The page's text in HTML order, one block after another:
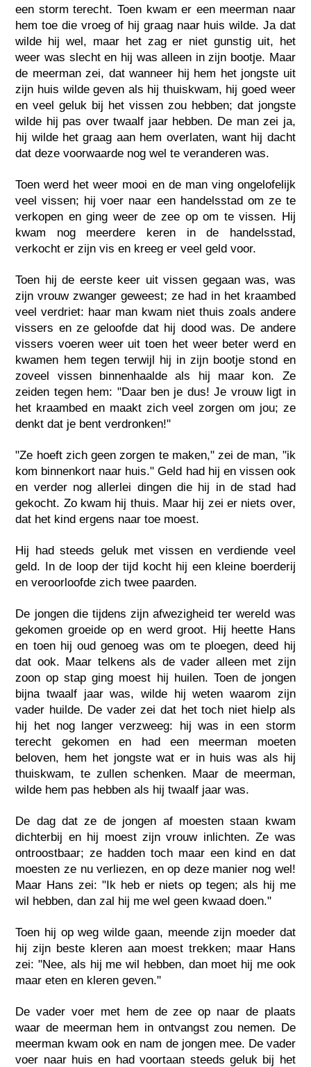
een storm terecht. Toen kwam er een meerman naar
hem toe die vroeg of hij graag naar huis wilde. Ja dat
wilde hij wel, maar het zag er niet gunstig uit, het
weer was slecht en hij was alleen in zijn bootje. Maar
de meerman zei, dat wanneer hij hem het jongste uit
zijn huis wilde geven als hij thuiskwam, hij goed weer
en veel geluk bij het vissen zou hebben; dat jongste
wilde hij pas over twaalf jaar hebben. De man zei ja,
hij wilde het graag aan hem overlaten, want hij dacht
dat deze voorwaarde nog wel te veranderen was.
Toen werd het weer mooi en de man ving ongelofelijk
veel vissen; hij voer naar een handelsstad om ze te
verkopen en ging weer de zee op om te vissen. Hij
kwam nog meerdere keren in de handelsstad,
verkocht er zijn vis en kreeg er veel geld voor.
Toen hij de eerste keer uit vissen gegaan was, was
zijn vrouw zwanger geweest; ze had in het kraambed
veel verdriet: haar man kwam niet thuis zoals andere
vissers en ze geloofde dat hij dood was. De andere
vissers voeren weer uit toen het weer beter werd en
kwamen hem tegen terwijl hij in zijn bootje stond en
zoveel vissen binnenhaalde als hij maar kon. Ze
zeiden tegen hem: "Daar ben je dus! Je vrouw ligt in
het kraambed en maakt zich veel zorgen om jou; ze
denkt dat je bent verdronken!"
"Ze hoeft zich geen zorgen te maken," zei de man, "ik
kom binnenkort naar huis." Geld had hij en vissen ook
en verder nog allerlei dingen die hij in de stad had
gekocht. Zo kwam hij thuis. Maar hij zei er niets over,
dat het kind ergens naar toe moest.
Hij had steeds geluk met vissen en verdiende veel
geld. In de loop der tijd kocht hij een kleine boerderij
en veroorloofde zich twee paarden.
De jongen die tijdens zijn afwezigheid ter wereld was
gekomen groeide op en werd groot. Hij heette Hans
en toen hij oud genoeg was om te ploegen, deed hij
dat ook. Maar telkens als de vader alleen met zijn
zoon op stap ging moest hij huilen. Toen de jongen
bijna twaalf jaar was, wilde hij weten waarom zijn
vader huilde. De vader zei dat het toch niet hielp als
hij het nog langer verzweeg: hij was in een storm
terecht gekomen en had een meerman moeten
beloven, hem het jongste wat er in huis was als hij
thuiskwam, te zullen schenken. Maar de meerman,
wilde hem pas hebben als hij twaalf jaar was.
De dag dat ze de jongen af moesten staan kwam
dichterbij en hij moest zijn vrouw inlichten. Ze was
ontroostbaar; ze hadden toch maar een kind en dat
moesten ze nu verliezen, en op deze manier nog wel!
Maar Hans zei: "Ik heb er niets op tegen; als hij me
wil hebben, dan zal hij me wel geen kwaad doen."
Toen hij op weg wilde gaan, meende zijn moeder dat
hij zijn beste kleren aan moest trekken; maar Hans
zei: "Nee, als hij me wil hebben, dan moet hij me ook
maar eten en kleren geven."
De vader voer met hem de zee op naar de plaats
waar de meerman hem in ontvangst zou nemen. De
meerman kwam ook en nam de jongen mee. De vader
voer naar huis en had voortaan steeds geluk bij het